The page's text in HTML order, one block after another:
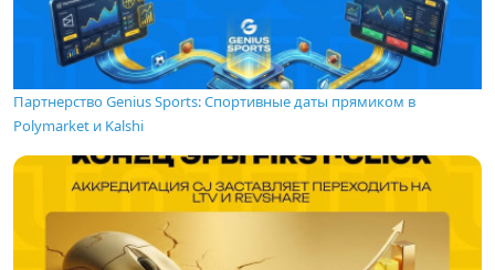
Партнерство Genius Sports: Спортивные даты прямиком в
Polymarket и Kalshi